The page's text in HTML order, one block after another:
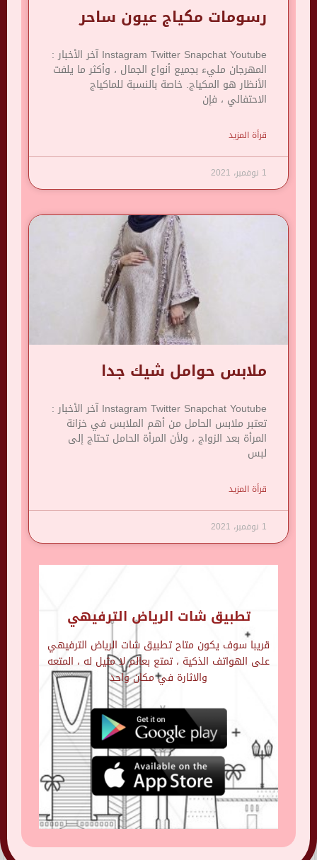
رسومات مكياج عيون ساحر
Instagram Twitter Snapchat Youtube آخر الأخبار :
المهرجان مليء بجميع أنواع الجمال ، وأكثر ما يلفت
الأنظار هو المكياج. خاصة بالنسبة للماكياج
الاحتفالي ، فإن
قرأة المزيد
1 نوفمبر، 2021
ملابس حوامل شيك جدا
Instagram Twitter Snapchat Youtube آخر الأخبار :
تعتبر ملابس الحامل من أهم الملابس في خزانة
المرأة بعد الزواج ، ولأن المرأة الحامل تحتاج إلى
لبس
قرأة المزيد
1 نوفمبر، 2021
تطبيق شات الرياض الترفيهي
قريبا سوف يكون متاح تطبيق شات الرياض الترفيهي
على الهواتف الذكية ، تمتع بعالم لا مثيل له ، المتعه
والاثارة في مكان واحد